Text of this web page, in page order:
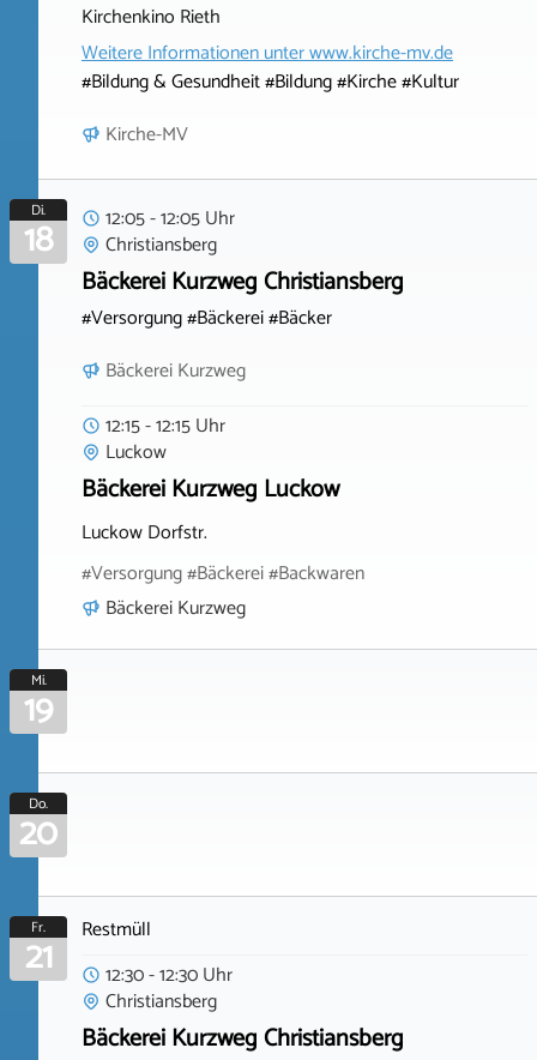
Kirchenkino Rieth
Weitere Informationen unterwww.kirche-mv.de
#Bildung & Gesundheit #Bildung #Kirche #Kultur
Kirche-MV
Di.
18
12:05 - 12:05 Uhr
Christiansberg
Bäckerei Kurzweg Christiansberg
#Versorgung #Bäckerei #Bäcker
Bäckerei Kurzweg
12:15 - 12:15 Uhr
Luckow
Bäckerei Kurzweg Luckow
Luckow Dorfstr.
#Versorgung #Bäckerei #Backwaren
Bäckerei Kurzweg
Mi.
19
Do.
20
Fr.
21
Restmüll
12:30 - 12:30 Uhr
Christiansberg
Bäckerei Kurzweg Christiansberg